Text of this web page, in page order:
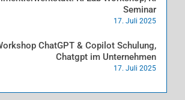
Seminar
17. Juli 2025
ChatGPT & Copilot Schulung,
Chatgpt im Unternehmen
17. Juli 2025